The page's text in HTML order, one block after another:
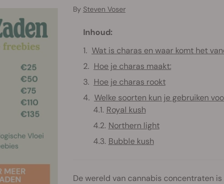
By Steven Voser
Inhoud:
Wat is charas en waar komt het
Hoe je charas maakt:
Hoe je charas rookt
Welke soorten kun je gebruiken
Royal kush
Northern light
Bubble kush
De wereld van cannabis concentraten